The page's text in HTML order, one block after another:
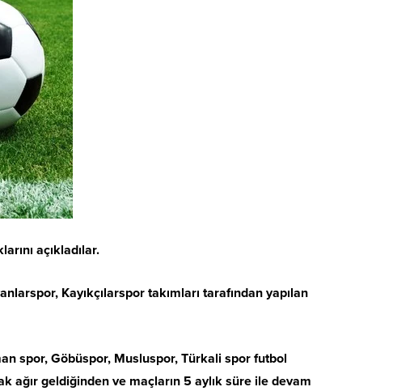
açıkladılar.
Kayıkçılarspor takımları tarafından yapılan
spor, Göbüspor, Musluspor, Türkali spor futbol
ağır geldiğinden ve maçların 5 aylık süre ile devam